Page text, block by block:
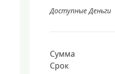
Доступные Деньги
Сумма
Срок